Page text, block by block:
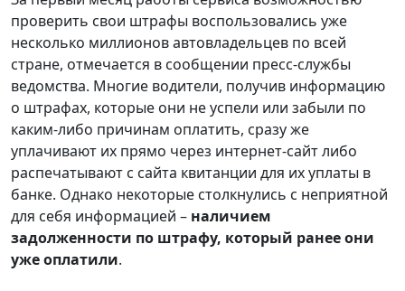
проверить свои штрафы воспользовались уже
несколько миллионов автовладельцев по всей
стране, отмечается в сообщении пресс-службы
ведомства. Многие водители, получив информацию
о штрафах, которые они не успели или забыли по
каким-либо причинам оплатить, сразу же
уплачивают их прямо через интернет-сайт либо
распечатывают с сайта квитанции для их уплаты в
банке. Однако некоторые столкнулись с неприятной
для себя информацией – наличием
задолженности по штрафу, который ранее они
уже оплатили.